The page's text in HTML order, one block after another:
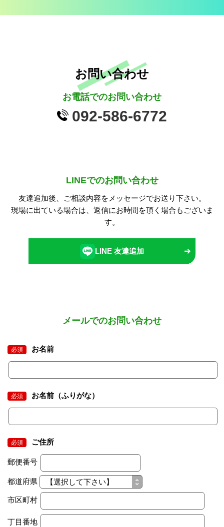
お問い合わせ
お電話でのお問い合わせ
092-586-6772
LINEでのお問い合わせ
友達追加後、ご相談内容をメッセージでお送り下さい。
現場に出ている場合は、返信にお時間を頂く場合もございま
す。
LINE 友達追加
メールでのお問い合わせ
必須 お名前
必須 お名前（ふりがな）
必須 ご住所
郵便番号
都道府県
市区町村
丁目番地